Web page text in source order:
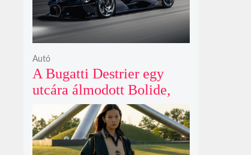
A Bugatti Destrier egy
utcára álmodott Bolide,
ami a pályaautók
brutalitását öltözteti
egyedi karosszériába
Autó